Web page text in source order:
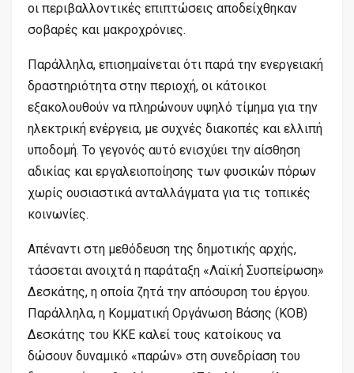
οι περιβαλλοντικές επιπτώσεις αποδείχθηκαν
σοβαρές και μακροχρόνιες.
Παράλληλα, επισημαίνεται ότι παρά την ενεργειακή
δραστηριότητα στην περιοχή, οι κάτοικοι
εξακολουθούν να πληρώνουν υψηλό τίμημα για την
ηλεκτρική ενέργεια, με συχνές διακοπές και ελλιπή
υποδομή. Το γεγονός αυτό ενισχύει την αίσθηση
αδικίας και εργαλειοποίησης των φυσικών πόρων
χωρίς ουσιαστικά ανταλλάγματα για τις τοπικές
κοινωνίες.
Απέναντι στη μεθόδευση της δημοτικής αρχής,
τάσσεται ανοιχτά η παράταξη «Λαϊκή Συσπείρωση»
Δεσκάτης, η οποία ζητά την απόσυρση του έργου.
Παράλληλα, η Κομματική Οργάνωση Βάσης (ΚΟΒ)
Δεσκάτης του ΚΚΕ καλεί τους κατοίκους να
δώσουν δυναμικό «παρών» στη συνεδρίαση του